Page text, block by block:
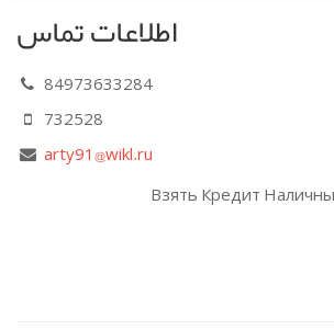
اطلاعات تماس
84973633284
732528
arty91@wikl.ru
Взять Кредит